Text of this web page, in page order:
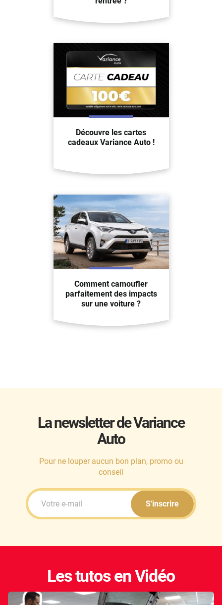
Découvre les cartes
cadeaux Variance Auto !
Comment camoufler
parfaitement des impacts
sur une voiture ?
La newsletter de Variance
Auto
Pour ne louper aucun bon plan, promo ou
conseil
S'inscrire
Les tutos en Vidéo